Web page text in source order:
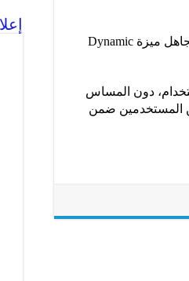
أما من ناحية التصميم، فلن يحمل الهاتف تغييرات جذرية، إذ سيستمر في تجاهل ميزة Dynamic
دون المساس
المستخدمين ضمن